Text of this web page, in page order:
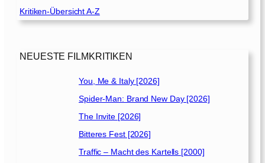
n
[
9
Kritiken-Übersicht A-Z
NEUESTE FILMKRITIKEN
You, Me & Italy [2026]
Spider-Man: Brand New Day [2026]
The Invite [2026]
Bitteres Fest [2026]
Traffic – Macht des Kartells [2000]